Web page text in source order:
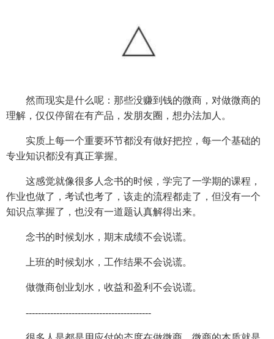
然而现实是什么呢：那些没赚到钱的微商，对做微商的
理解，仅仅停留在有产品，发朋友圈，想办法加人。
实质上每一个重要环节都没有做好把控，每一个基础的
专业知识都没有真正掌握。
这感觉就像很多人念书的时候，学完了一学期的课程，
作业也做了，考试也考了，该走的流程都走了，但没有一个
知识点掌握了，也没有一道题认真解得出来。
念书的时候划水，期末成绩不会说谎。
上班的时候划水，工作结果不会说谎。
做微商创业划水，收益和盈利不会说谎。
-----------------------------------------